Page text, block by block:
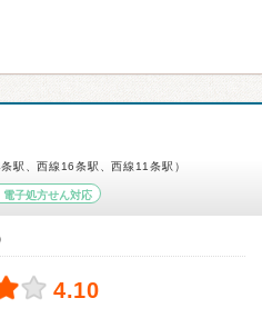
駅、西線16条駅、西線11条駅）
電子処方せん対応
4.10